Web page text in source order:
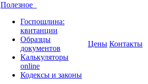
Полезное
Госпошлина:
квитанции
Образцы
документов
Калькуляторы
online
Кодексы и законы
Цены Контакты